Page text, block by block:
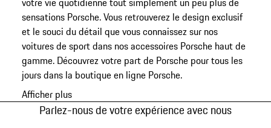
sensations Porsche. Vous retrouverez le design exclusif
et le souci du détail que vous connaissez sur nos
voitures de sport dans nos accessoires Porsche haut de
gamme. Découvrez votre part de Porsche pour tous les
jours dans la boutique en ligne Porsche.
Afficher plus
Parlez-nous de votre expérience avec nous